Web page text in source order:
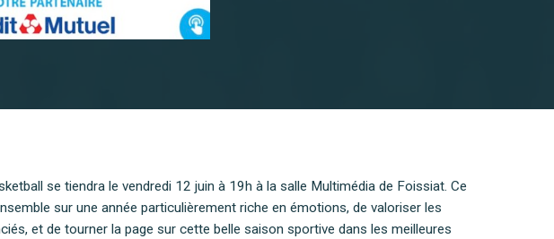
se tiendra le vendredi 12 juin à 19h à la salle Multimédia de Foissiat. Ce
sur une année particulièrement riche en émotions, de valoriser les
et de tourner la page sur cette belle saison sportive dans les meilleures